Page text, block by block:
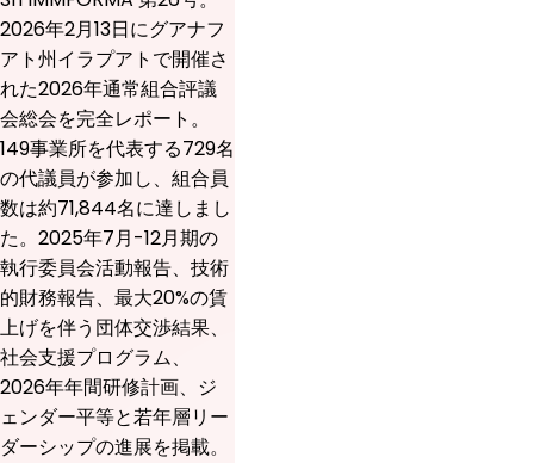
2026年2月13日にグアナフ
アト州イラプアトで開催さ
れた2026年通常組合評議
会総会を完全レポート。
149事業所を代表する729名
の代議員が参加し、組合員
数は約71,844名に達しまし
た。2025年7月-12月期の
執行委員会活動報告、技術
的財務報告、最大20%の賃
上げを伴う団体交渉結果、
社会支援プログラム、
2026年年間研修計画、ジ
ェンダー平等と若年層リー
ダーシップの進展を掲載。